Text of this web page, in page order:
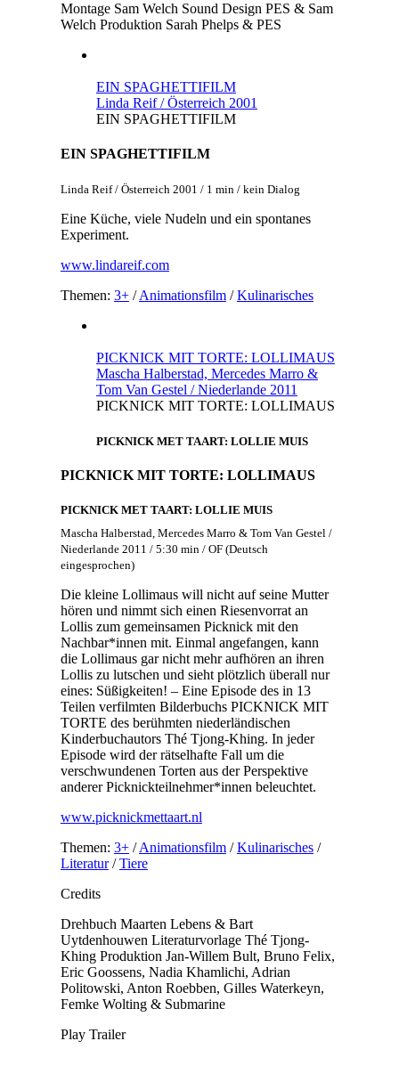
Montage Sam Welch Sound Design PES & Sam
Welch Produktion Sarah Phelps & PES
EIN SPAGHETTIFILM
Linda Reif / Österreich 2001
EIN SPAGHETTIFILM
EIN SPAGHETTIFILM
Linda Reif / Österreich 2001 / 1 min / kein Dialog
Eine Küche, viele Nudeln und ein spontanes
Experiment.
www.lindareif.com
Themen: 3+/Animationsfilm/Kulinarisches
PICKNICK MIT TORTE: LOLLIMAUS
Mascha Halberstad, Mercedes Marro &
Tom Van Gestel / Niederlande 2011
PICKNICK MIT TORTE: LOLLIMAUS
PICKNICK MET TAART: LOLLIE MUIS
PICKNICK MIT TORTE: LOLLIMAUS
PICKNICK MET TAART: LOLLIE MUIS
Mascha Halberstad, Mercedes Marro & Tom Van Gestel /
Niederlande 2011 / 5:30 min / OF (Deutsch
eingesprochen)
Die kleine Lollimaus will nicht auf seine Mutter
hören und nimmt sich einen Riesenvorrat an
Lollis zum gemeinsamen Picknick mit den
Nachbar*innen mit. Einmal angefangen, kann
die Lollimaus gar nicht mehr aufhören an ihren
Lollis zu lutschen und sieht plötzlich überall nur
eines: Süßigkeiten! – Eine Episode des in 13
Teilen verfilmten Bilderbuchs PICKNICK MIT
TORTE des berühmten niederländischen
Kinderbuchautors Thé Tjong-Khing. In jeder
Episode wird der rätselhafte Fall um die
verschwundenen Torten aus der Perspektive
anderer Picknickteilnehmer*innen beleuchtet.
www.picknickmettaart.nl
Themen: 3+/Animationsfilm/Kulinarisches/
Literatur/Tiere
Credits
Drehbuch Maarten Lebens & Bart
Uytdenhouwen Literaturvorlage Thé Tjong-
Khing Produktion Jan-Willem Bult, Bruno Felix,
Eric Goossens, Nadia Khamlichi, Adrian
Politowski, Anton Roebben, Gilles Waterkeyn,
Femke Wolting & Submarine
Play Trailer